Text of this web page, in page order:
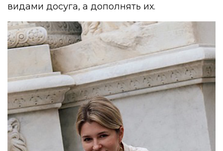
видами досуга, а дополнять их.